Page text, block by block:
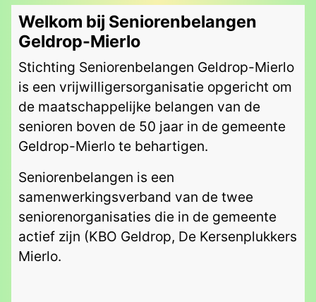
Welkom bij Seniorenbelangen
Geldrop-Mierlo
Stichting Seniorenbelangen Geldrop-Mierlo
is een vrijwilligersorganisatie opgericht om
de maatschappelijke belangen van de
senioren boven de 50 jaar in de gemeente
Geldrop-Mierlo te behartigen.
Seniorenbelangen is een
samenwerkingsverband van de twee
seniorenorganisaties die in de gemeente
actief zijn (KBO Geldrop, De Kersenplukkers
Mierlo.